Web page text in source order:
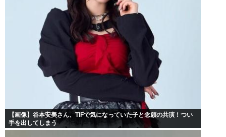
【画像】谷本安美さん、TIFで気になっていた子と念願の共演！つい
手を出してしまう